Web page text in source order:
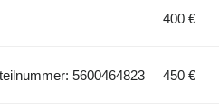
400 €
5600464823 450 €